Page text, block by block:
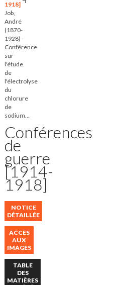
1918]
Job,
André
(1870-
1928) -
Conférence
sur
l'étude
de
l'électrolyse
du
chlorure
de
sodium...
Conférences
de
guerre
[1914-
1918]
NOTICE
DÉTAILLÉE
ACCÈS
AUX
IMAGES
TABLE
DES
MATIÈRES